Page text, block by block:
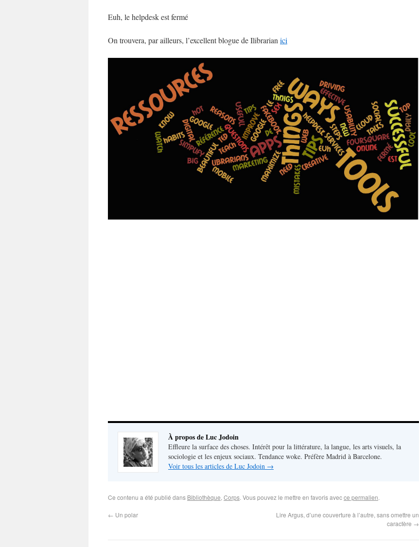
Euh, le helpdesk est fermé
On trouvera, par ailleurs, l’excellent blogue de Ilibrarian ici
À propos de Luc Jodoin
Effleure la surface des choses. Intérêt pour la littérature, la langue, les arts visuels, la
sociologie et les enjeux sociaux. Tendance woke. Préfère Madrid à Barcelone.
Voir tous les articles de Luc Jodoin →
Ce contenu a été publié dans Bibliothèque, Corps. Vous pouvez le mettre en favoris avecce permalien.
← Un polar
Lire Argus, d’une couverture à l’autre, sans omettre un
caractère →